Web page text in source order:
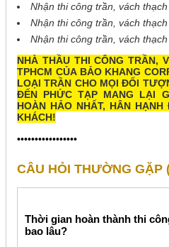
Nhận thi công trần, vách
Nhận thi công trần, vách
Nhận thi công trần, vách
NHÀ THẦU THI CÔNG TRẦN,
TPHCM CỦA BẢO KHANG
LOẠI TRẦN CHO MỌI ĐỐI
ĐẾN PHỨC TẠP MANG LẠI
HOÀN HẢO NHẤT, HÂN
KHÁCH!
•••••••••••••••••
CÂU HỎI THƯỜNG GẶP
Thời gian hoàn thành thi
bao lâu?